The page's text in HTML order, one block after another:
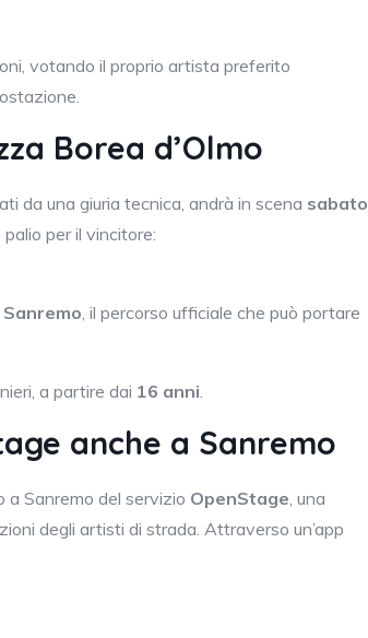
votando il proprio artista preferito
Borea d’Olmo
da una giuria tecnica, andrà in scena sabato
palio per il vincitore:
, il percorso ufficiale che può portare
a partire dai 16 anni.
anche a Sanremo
a Sanremo del servizio OpenStage, una
degli artisti di strada. Attraverso un’app